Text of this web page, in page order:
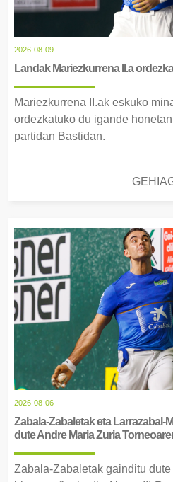
2026-08-09
Landak Mariezkurrena II.a
Mariezkurrena II.ak eskuko
ordezkatuko du igande
partidan Bastidan.
2026-08-06
Zabala-Zabaletak eta Larrazabal-
dute Andre Maria Zuria
Zabala-Zabaletak gainditu